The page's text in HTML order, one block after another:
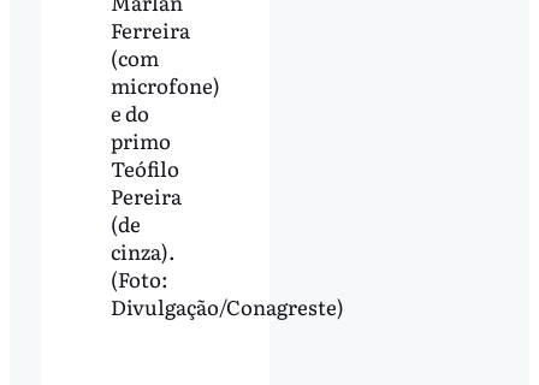
Ferreira
(com
microfone)
e do
primo
Teófilo
Pereira
(de
cinza).
(Foto:
Divulgação/Conagreste)